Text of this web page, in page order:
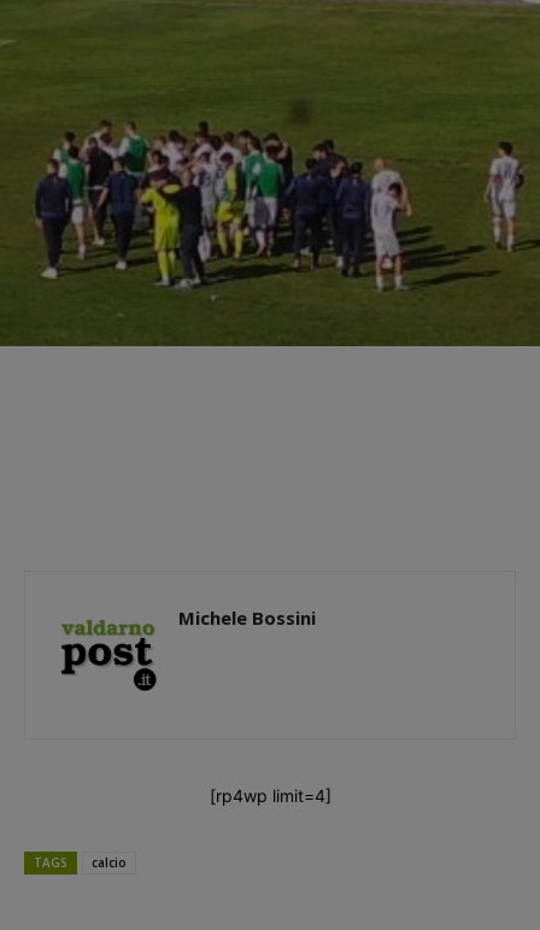
Michele Bossini
[rp4wp limit=4]
TAGS calcio